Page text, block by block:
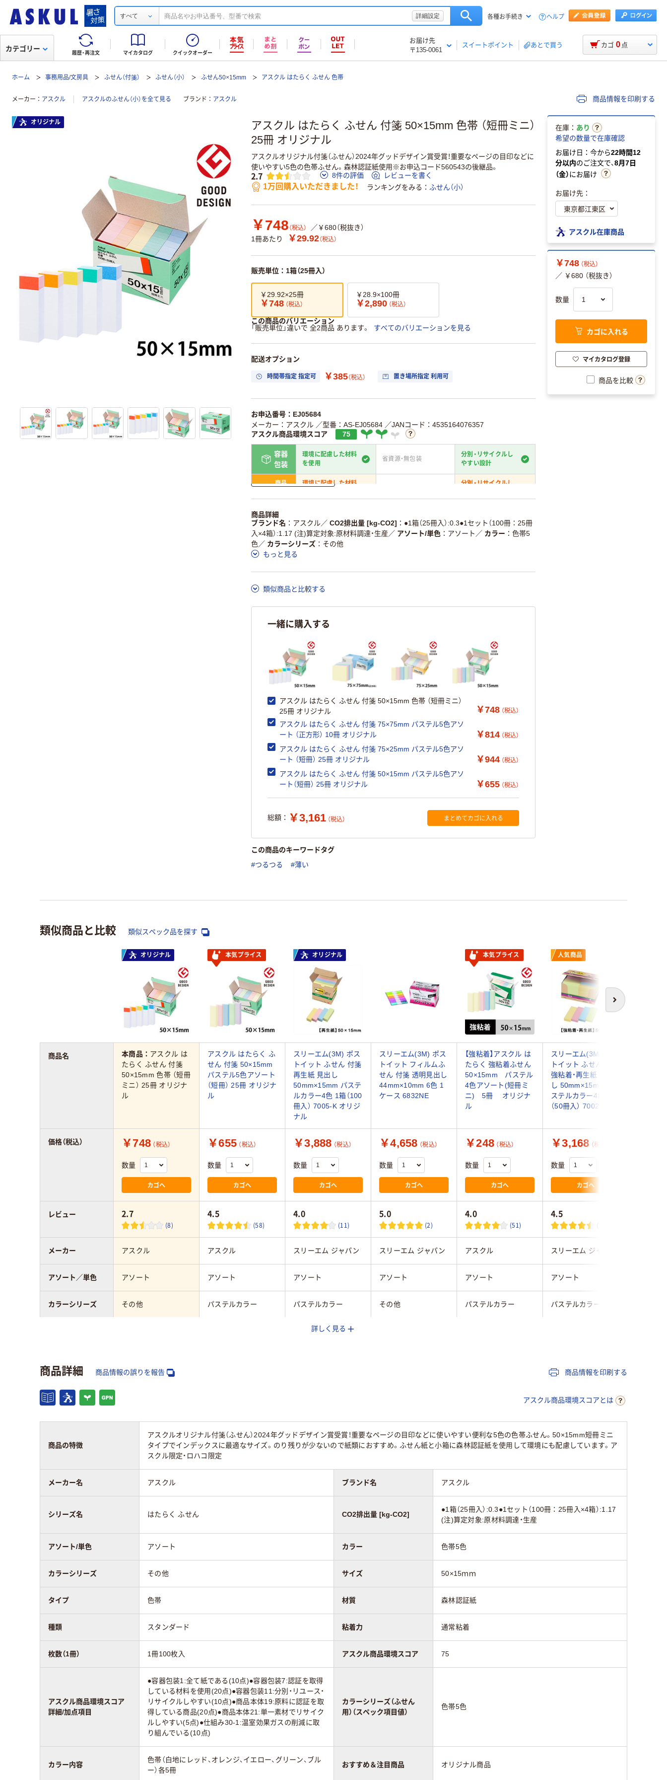
すべて 詳細設定 各種お手続き ヘルプ
履歴・再注文 マイカタログ クイックオーダー
お届け先
〒135-0061
スイートポイント あとで買う
カテゴリー カゴ 0 点
ホーム 事務用品/文房具 ふせん（付箋） ふせん（小） ふせん50×15mm アスクル はたらく ふせん 色帯
メーカー アスクル アスクルのふせん（小）を全て見る ブランド アスクル 商品情報を印刷する
アスクル はたらく ふせん 付箋 50×15mm 色帯 （短冊ミニ）
25冊 オリジナル
アスクルオリジナル付箋（ふせん）2024年グッドデザイン賞受賞！重要なページの目印などに
使いやすい5色の色帯ふせん。森林認証紙使用※お申込コード560543の後継品。
2.7 8件の評価 レビューを書く
1万回購入いただきました！ ランキングをみる ふせん（小）
￥748 （税込）
／￥680（税抜き）
1冊あたり
￥29.92（税込）
販売単位：1箱（25冊入）
￥29.92×25冊
￥748 （税込）
￥28.9×100冊
￥2,890 （税込）
この商品のバリエーション
「販売単位」違いで 全2商品 あります。
すべてのバリエーションを見る
配送オプション
時間帯指定 指定可 ￥385（税込） 置き場所指定 利用可
お申込番号：EJ05684
メーカー：アスクル ／型番：AS-EJ05684 ／JANコード：4535164076357
アスクル商品環境スコア
75
容器
包装
環境に配慮した材料
を使用
省資源・無包装
分別・リサイクルし
やすい設計
商品
環境に配慮した材料
分別・リサイクルし
仕組
る
ている
削減
この商品の環境配慮ポイントです。詳しくはページ下部の商品詳細「 アスクル商品環境スコ
ア詳細／加点項目
」で確認できます。
詳しく見る
商品詳細
ブランド名
アスクル／ CO2排出量 [kg-CO2]
●1箱（25冊入）:0.3●1セット（100冊：25冊
入×4箱）:1.17 (注)算定対象:原材料調達・生産／ アソート/単色 アソート ／ カラー
色帯5
色 ／ カラーシリーズ
その他
もっと見る
類似商品と比較する
一緒に購入する
アスクル はたらく ふせん 付箋 50×15mm 色帯 （短冊ミニ）
25冊 オリジナル
￥748 （税込）
アスクル はたらく ふせん 付箋 75×75mm パステル5色アソ
ート （正方形） 10冊 オリジナル
￥814 （税込）
アスクル はたらく ふせん 付箋 75×25mm パステル5色アソ
ート （短冊） 25冊 オリジナル
￥944 （税込）
アスクル はたらく ふせん 付箋 50×15mm パステル5色アソ
ート（短冊） 25冊 オリジナル
￥655 （税込）
総額： ￥3,161 （税込） まとめてカゴに入れる
この商品のキーワードタグ
#つるつる #薄い
オリジナル
在庫： あり
希望の数量で在庫確認
お届け日：今から22時間12
分以内のご注文で、8月7日
（金）にお届け
お届け先：
アスクル在庫商品
￥748 （税込）
／ ￥680 （税抜き）
数量
カゴに入れる
マイカタログ登録
商品を比較
類似商品と比較 類似スペック品を探す
次へ
オリジナル 本気プライス オリジナル 本気プライス 人気商品
本商品： アスクル は
たらく ふせん 付箋
50×15mm 色帯 （短冊
ミニ） 25冊 オリジナ
ル
アスクル はたらく ふ
せん 付箋 50×15mm
パステル5色アソート
（短冊） 25冊 オリジナ
ル
スリーエム(3M) ポス
トイット ふせん 付箋
再生紙 見出し
50mm×15mm パステ
ルカラー4色 1箱（100
冊入） 7005-K オリジ
ナル
スリーエム(3M) ポス
トイット フィルムふ
せん 付箋 透明見出し
44mm×10mm 6色 1
ケース 6832NE
【強粘着】アスクル は
たらく 強粘着ふせん
50×15mm パステル
4色アソート(短冊ミ
ニ) 5冊 オリジナ
ル
スリーエム(3M) ポス
トイット ふせん 付箋
強粘着・再生紙 見出
し 50mm×15mm パ
ステルカラー4色 1箱
（50冊入） 7002SS-K
￥748 （税込）
数量
カゴへ
￥655 （税込）
数量
カゴへ
￥3,888 （税込）
数量
カゴへ
￥4,658 （税込）
数量
カゴへ
￥248 （税込）
数量
カゴへ
￥3,168 （税込）
数量
カゴへ
2.7
(8)
4.5
(58)
4.0
(11)
5.0
(2)
4.0
(51)
4.5
(2)
アスクル アスクル スリーエム ジャパン スリーエム ジャパン アスクル スリーエム ジャパン
アソート アソート アソート アソート アソート アソート
その他 パステルカラー パステルカラー その他 パステルカラー パステルカラー
マルチカラー／多色
50×15ｍｍ 50×15mm
強粘着
スタンダード スタンダード スタンダード フィルム スタンダード スタンダード
75
商品名
価格（税込）
レビュー
メーカー
アソート／単色
カラーシリーズ
サイズ
粘着力
種類
アスクル商品環境
詳しく見る
商品詳細 商品情報の誤りを報告 商品情報を印刷する
アスクル商品環境スコアとは
商品の特徴
アスクルオリジナル付箋（ふせん）2024年グッドデザイン賞受賞！重要なページの目印などに使いやすい便利な5色の色帯ふせん。50×15mm短冊ミニ
タイプでインデックスに最適なサイズ。のり残りが少ないので紙類におすすめ。ふせん紙と小箱に森林認証紙を使用して環境にも配慮しています。ア
スクル限定・ロハコ限定
メーカー名 アスクル ブランド名 アスクル
シリーズ名 はたらく ふせん CO2排出量 [kg-CO2]
●1箱（25冊入）:0.3●1セット（100冊：25冊入×4箱）:1.17
(注)算定対象:原材料調達・生産
アソート/単色 アソート カラー 色帯5色
カラーシリーズ その他 サイズ 50×15ｍｍ
タイプ 色帯 材質 森林認証紙
種類 スタンダード 粘着力 通常粘着
枚数（1冊） 1冊100枚入 アスクル商品環境スコア 75
アスクル商品環境スコア
詳細/加点項目
●容器包装1:全て紙である(10点)●容器包装7:認証を取得
している材料を使用(20点)●容器包装11:分別・リユース・
リサイクルしやすい(10点)●商品本体19:原料に認証を取
得している商品(20点)●商品本体21:単一素材でリサイク
ルしやすい(5点)●仕組み30-1:温室効果ガスの削減に取
り組んでいる(10点)
カラーシリーズ（ふせん
用）（スペック項目値）
色帯5色
カラー内容
色帯（白地にレッド、オレンジ、イエロー、グリーン、ブル
ー）各5冊
おすすめ＆注目商品 オリジナル商品